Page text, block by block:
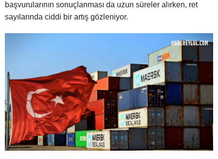
başvurularının sonuçlanması da uzun süreler alırken, ret
sayılarında ciddi bir artış gözleniyor.